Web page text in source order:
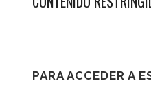
PARA ACCEDER A